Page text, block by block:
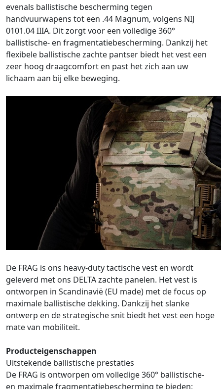
evenals ballistische bescherming tegen
handvuurwapens tot een .44 Magnum, volgens NIJ
0101.04 IIIA. Dit zorgt voor een volledige 360°
ballistische- en fragmentatiebescherming. Dankzij het
flexibele ballistische zachte pantser biedt het vest een
zeer hoog draagcomfort en past het zich aan uw
lichaam aan bij elke beweging.
De FRAG is ons heavy-duty tactische vest en wordt
geleverd met ons DELTA zachte panelen. Het vest is
ontworpen in Scandinavië (EU made) met de focus op
maximale ballistische dekking. Dankzij het slanke
ontwerp en de strategische snit biedt het vest een hoge
mate van mobiliteit.
Producteigenschappen
Uitstekende ballistische prestaties
De FRAG is ontworpen om volledige 360° ballistische-
en maximale fragmentatiebescherming te bieden: